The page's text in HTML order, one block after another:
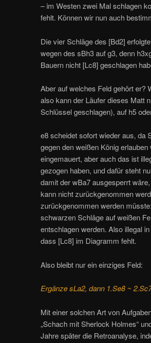
– im Westen zwei Mal schlagen
fehlt. Können wir nun auch
Die vier Schläge des [Bd2]
wegen des sBh3 auf g3, denn
Bauern nicht [Lc8] geschlagen
Aber auf welches Feld gehört er?
also kann der Läufer dieses Matt
Schlüssel geschlagen), auf h5
e8 scheidet sofort wieder aus, da
gegen den weißen König
eingemauert, aber auch das ist
gezogen haben, und dafür steht
damit der wBa7 ausgesperrt
kann nicht zurückgenommen
zurückgenommen werden
schwarzen Schläge auf weißen
entschlagen werden. Also illegal
dass [Lc8] im Diagramm fehlt.
Also bleibt nur ein einziges Feld:
Ergänze sLa2, dann 1.Se8 ~
Mit einer solchen Art von
„Schach mit Sherlock Holmes“
Jahre später die Retroanalyse,